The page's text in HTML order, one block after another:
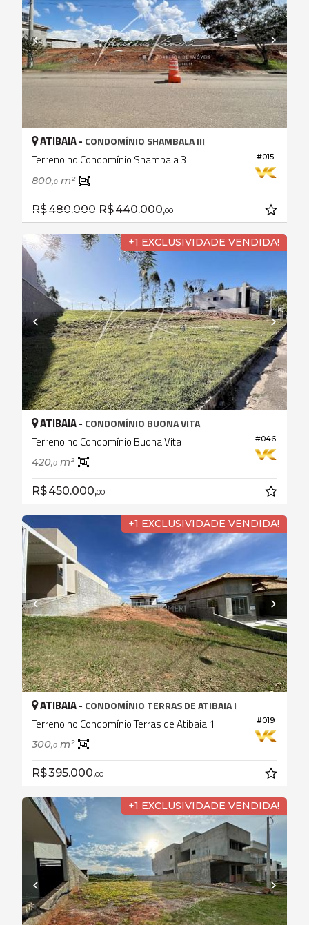
#015
ATIBAIA - CONDOMÍNIO SHAMBALA III
Terreno no Condomínio Shambala 3
800,0 m²
R$ 480.000 R$ 440.000,00
+1 EXCLUSIVIDADE VENDIDA!
#046
ATIBAIA - CONDOMÍNIO BUONA VITA
Terreno no Condomínio Buona Vita
420,0 m²
R$ 450.000,00
+1 EXCLUSIVIDADE VENDIDA!
#019
ATIBAIA - CONDOMÍNIO TERRAS DE ATIBAIA I
Terreno no Condomínio Terras de Atibaia 1
300,0 m²
R$ 395.000,00
+1 EXCLUSIVIDADE VENDIDA!